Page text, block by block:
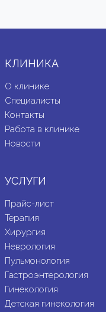
КЛИНИКА
О клинике
Специалисты
Контакты
Работа в клинике
Новости
УСЛУГИ
Прайс-лист
Терапия
Хирургия
Неврология
Пульмонология
Гастроэнтерология
Гинекология
Детская гинекология